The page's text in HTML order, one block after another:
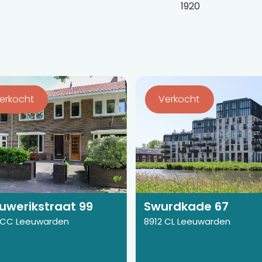
1920
99
Leeuwarden
Bekijk
de
detail
van
Swurdkade
67
Verkocht
Swurdkade 67
8912 CL Leeuwarden